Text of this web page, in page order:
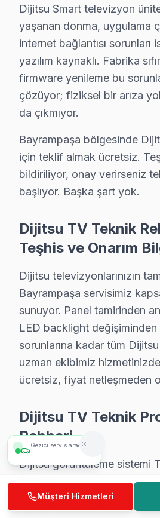
Bir not: Bayrampaşa
Bayrampaşa bölgesindeki
Ses tizi ya da basının
Bayrampaşa Dijitsu servis
Şunu da belirtelim: Bayrampaşa
Bayrampaşa Dijitsu servisi
Bayrampaşa'de cihazı
Pratikte gözlemlediğimiz: Ses
Dijitsu TV Tamir
Dijitsu arızasında Bayrampaşa
Arıza Türü
LCD/OLED Panel Tamiri
Anakart Tamiri
Besleme Kartı Tamiri
HDMI / Ses / USB Arızası
* Bayrampaşa'deki yukarıdaki fiyatlar
Dijitsu Smart televizyon
yaşanan donma, uygulama
internet bağlantısı sorunları
yazılım kaynaklı. Fabrika
firmware yenileme bu
çözüyor; fiziksel bir arıza
da çıkmıyor.
Bayrampaşa bölgesinde
için teklif almak ücretsiz.
bildiriliyor, onay verirseniz
başlıyor. Başka şart yok.
Dijitsu TV Teknik
Teşhis ve Onarım
Dijitsu televizyonlarınızın
Bayrampaşa servisimiz
sunuyor. Panel tamirinden
LED backlight değişiminden
sorunlarına kadar tüm
uzman ekibimiz
ücretsiz, fiyat netleşmeden
Dijitsu TV Teknik
Rehberi
Dijitsu görüntüleme sistemi
Rehberi
Dijitsu televizyon
Gezici servis aracımız
Müşteri Hizmetleri